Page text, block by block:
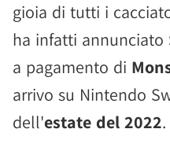
gioia di tutti i
ha infatti annunciato
a pagamento di
arrivo su Nintendo
dell'estate del 2022.